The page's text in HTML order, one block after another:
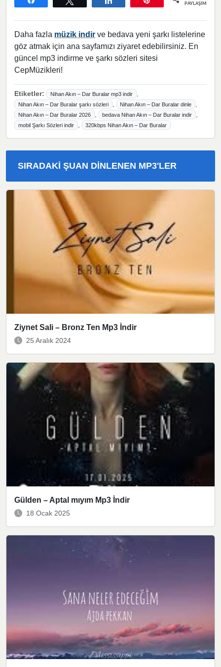
PAYLAŞIMLAR
Daha fazla müzik indir ve bedava yeni şarkı listelerine
göz atmak için ana sayfamızı ziyaret edebilirsiniz. En
güncel mp3 indirme ve şarkı sözleri sitesi
CepMüzikleri!
Etiketler: Nihan Akın – Dar Buralar mp3 indir
Nihan Akın – Dar Buralar şarkı sözleri Nihan Akın – Dar Buralar dinle
Nihan Akın – Dar Buralar 2026 bedava Nihan Akın – Dar Buralar indir
mobil Şarkı Sözleri indir 320kbps Nihan Akın – Dar Buralar
SIRADAKI ŞUAN DINLENEN MP3'LER
Ziynet Sali – Bronz Ten Mp3 İndir
25 Aralık 2024
Gülden – Aptal mıyım Mp3 İndir
18 Ocak 2025